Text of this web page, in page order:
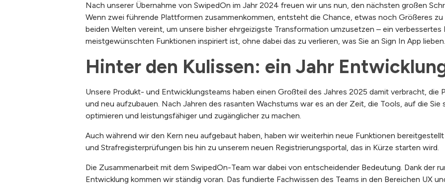
Nach unserer Übernahme von SwipedOn im Jahr 2024 freuen wir uns nun, den nächsten großen
Wenn zwei führende Plattformen zusammenkommen, entsteht die Chance, etwas noch Größeres
beiden Welten vereint, um unsere bisher ehrgeizigste Transformation umzusetzen – ein verbessertes
meistgewünschten Funktionen inspiriert ist, ohne dabei das zu verlieren, was Sie an Sign In App lieben.
Hinter den Kulissen: ein Jahr
Unsere Produkt- und Entwicklungsteams haben einen Großteil des Jahres 2025 damit verbracht, die
und neu aufzubauen. Nach Jahren des rasanten Wachstums war es an der Zeit, die Tools, auf die Sie
optimieren und leistungsfähiger und zugänglicher zu machen.
Auch während wir den Kern neu aufgebaut haben, haben wir weiterhin neue Funktionen
und Strafregisterprüfungen bis hin zu unserem neuen Registrierungsportal, das in Kürze starten wird.
Die Zusammenarbeit mit dem SwipedOn-Team war dabei von entscheidender Bedeutung. Dank der
Entwicklung kommen wir ständig voran. Das fundierte Fachwissen des Teams in den Bereichen UX